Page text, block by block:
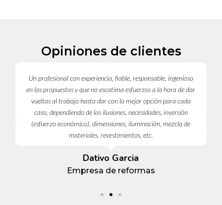
Opiniones de clientes
Un profesional con experiencia, fiable, responsable, ingenioso
en las propuestas y que no escatima esfuerzos a la hora de dar
vueltas al trabajo hasta dar con la mejor opción para cada
caso, dependiendo de las ilusiones, necesidades, inversión
(esfuerzo económico), dimensiones, iluminación, mezcla de
materiales, revestimientos, etc.
Dativo Garcia
Empresa de reformas